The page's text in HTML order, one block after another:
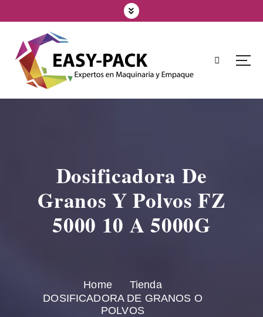
Dosificadora De
Granos Y Polvos FZ
5000 10 A 5000G
Home
Tienda
DOSIFICADORA DE GRANOS O
POLVOS